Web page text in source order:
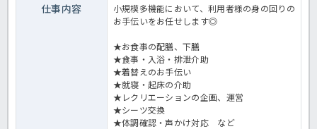
仕事内容
小規模多機能において、利用者様の身の回りの
お手伝いをお任せします◎
★お食事の配膳、下膳
★食事・入浴・排泄介助
★着替えのお手伝い
★就寝・起床の介助
★レクリエーションの企画、運営
★シーツ交換
★体調確認・声かけ対応 など